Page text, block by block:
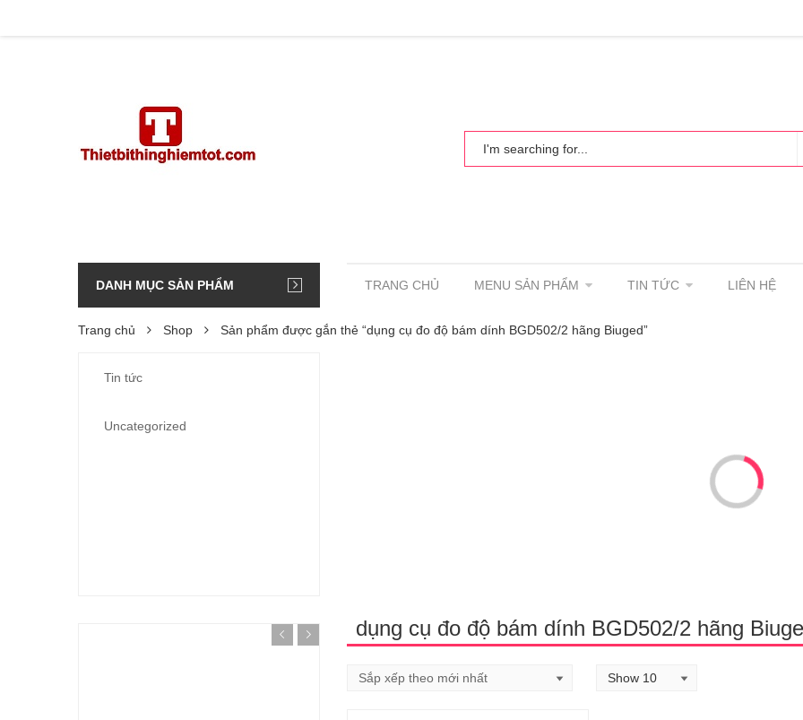
DANH MỤC SẢN PHẨM TRANG CHỦ MENU SẢN PHẨM TIN TỨC LIÊN HỆ
Trang chủ Shop Sản phẩm được gắn thẻ “dụng cụ đo độ bám dính BGD502/2 hãng Biuged”
dụng cụ đo độ bám dính BGD502/2 hãng
Tin tức
Uncategorized